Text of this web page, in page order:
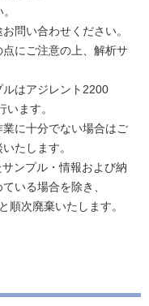
問い合わせください。
点にご注意の上、解析サ
はアジレント2200
ます。
に十分でない場合はご
たします。
ンプル・情報および納
いる場合を除き、
次廃棄いたします。